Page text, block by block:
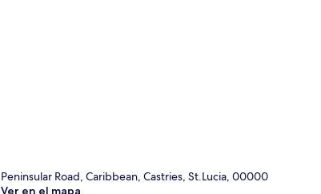
Peninsular Road, Caribbean, Castries, St.Lucia, 00000
Ver en el mapa